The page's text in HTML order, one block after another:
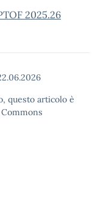
2025.26
questo articolo è